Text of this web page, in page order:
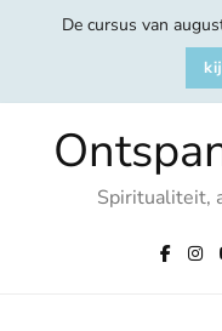
De cursus van
Spiritualiteit,